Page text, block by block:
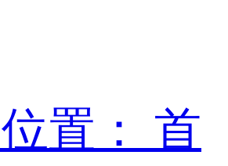
置： 首